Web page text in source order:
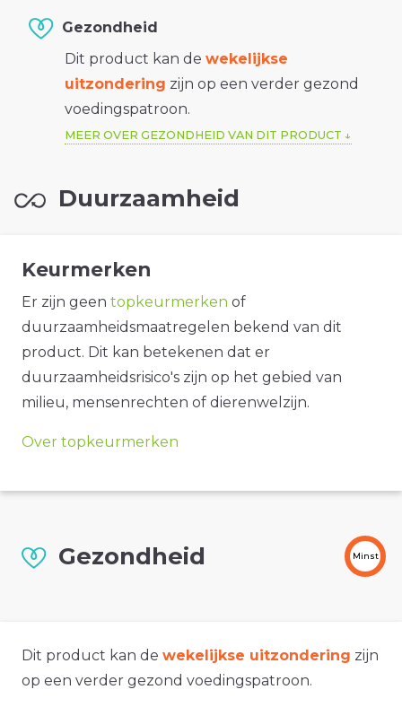
Gezondheid
Dit product kan de wekelijkse
uitzondering zijn op een verder gezond
voedingspatroon.
MEER OVER GEZONDHEID VAN DIT PRODUCT
Duurzaamheid
Keurmerken
Er zijn geen topkeurmerken of
duurzaamheidsmaatregelen bekend van dit
product. Dit kan betekenen dat er
duurzaamheidsrisico's zijn op het gebied van
milieu, mensenrechten of dierenwelzijn.
Over topkeurmerken
Gezondheid Minst
Dit product kan de wekelijkse uitzondering zijn
op een verder gezond voedingspatroon.